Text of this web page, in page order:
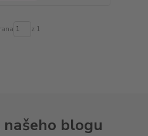
z 1
našeho blogu